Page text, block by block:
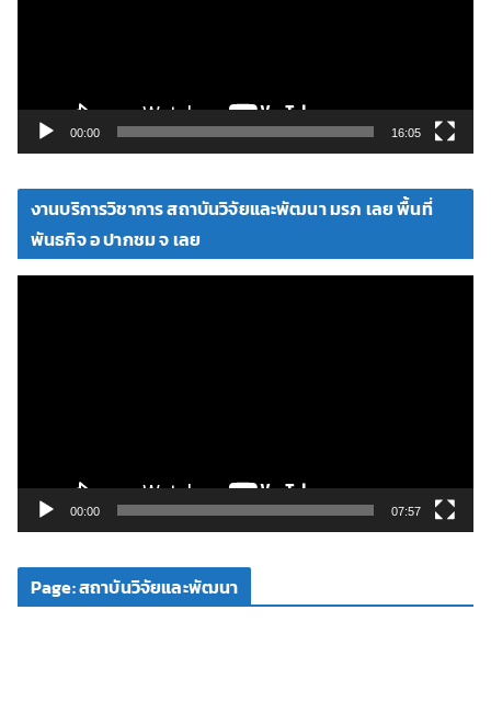
ดี
โ
00:00 16:05
งานบริการวิชาการ สถาบันวิจัยและพัฒนา มรภ เลย พื้นที่
พันธกิจ อ ปากชม จ เลย
ดี
โ
00:00 07:57
Page: สถาบันวิจัยและพัฒนา